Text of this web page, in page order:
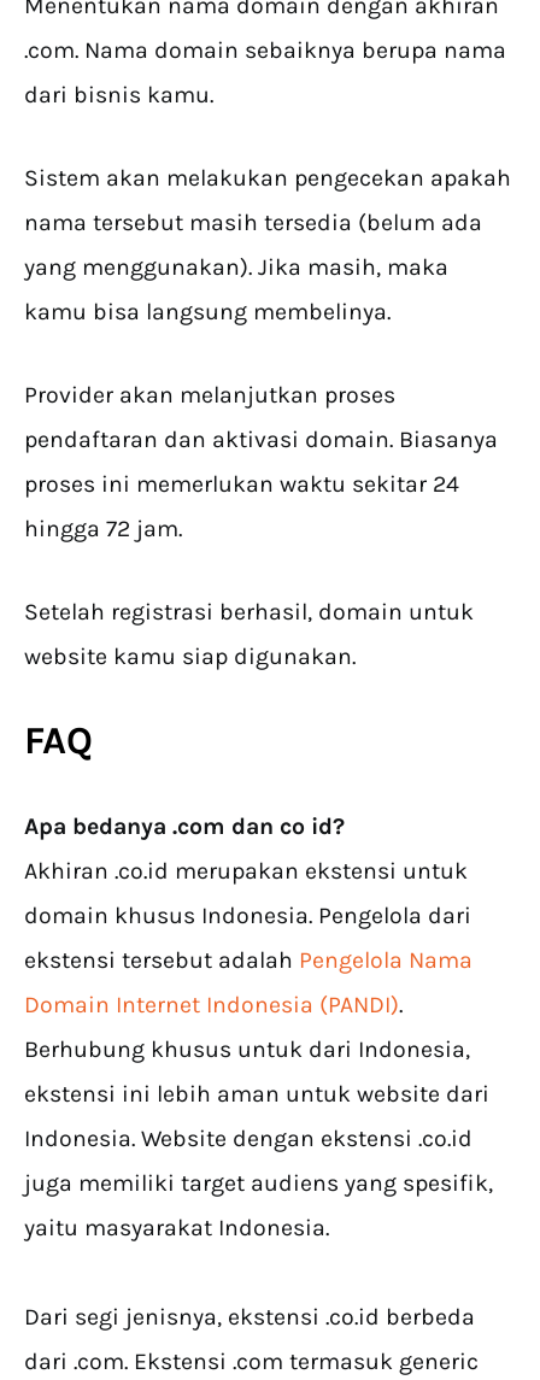
.com. Nama domain sebaiknya berupa nama
dari bisnis kamu.
Sistem akan melakukan pengecekan apakah
nama tersebut masih tersedia (belum ada
yang menggunakan). Jika masih, maka
kamu bisa langsung membelinya.
Provider akan melanjutkan proses
pendaftaran dan aktivasi domain. Biasanya
proses ini memerlukan waktu sekitar 24
hingga 72 jam.
Setelah registrasi berhasil, domain untuk
website kamu siap digunakan.
FAQ
Apa bedanya .com dan co id?
Akhiran .co.id merupakan ekstensi untuk
domain khusus Indonesia. Pengelola dari
ekstensi tersebut adalah Pengelola Nama
Domain Internet Indonesia (PANDI).
Berhubung khusus untuk dari Indonesia,
ekstensi ini lebih aman untuk website dari
Indonesia. Website dengan ekstensi .co.id
juga memiliki target audiens yang spesifik,
yaitu masyarakat Indonesia.
Dari segi jenisnya, ekstensi .co.id berbeda
dari .com. Ekstensi .com termasuk generic